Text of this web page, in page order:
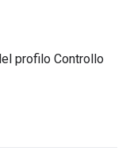
profilo Controllo